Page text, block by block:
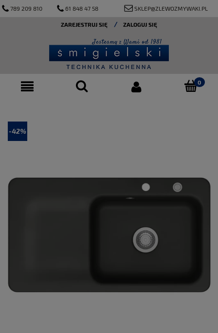
789 209 810 61 848 47 58 SKLEP@ZLEWOZMYWAKI.PL
ZAREJESTRUJ SIĘ ZALOGUJ SIĘ
-42%